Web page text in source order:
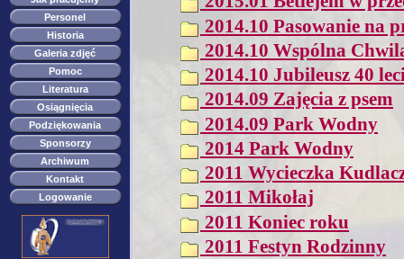
Personel
Historia
Galeria zdjęć
Pomoc
Literatura
Osiągnięcia
Podziękowania
Sponsorzy
Archiwum
Kontakt
Logowanie
2014.10 Pasowanie na
2014.10 Wspólna
2014.10 Jubileusz 40
2014.09 Zajęcia z psem
2014.09 Park Wodny
2014 Park Wodny
2011 Wycieczka
2011 Mikołaj
2011 Koniec roku
2011 Festyn Rodzinny